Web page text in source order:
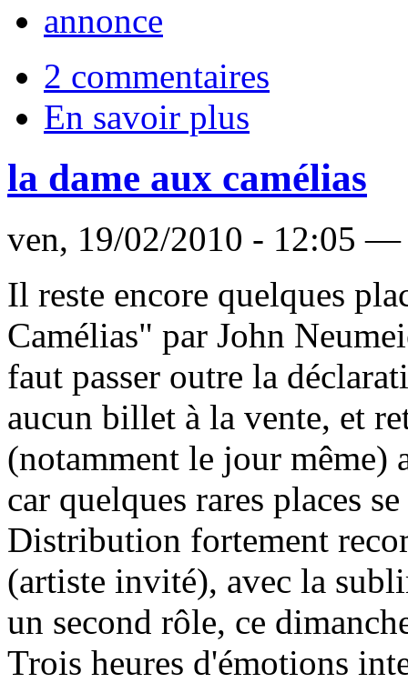
annonce
2 commentaires
En savoir plus
la dame aux camélias
ven, 19/02/2010 - 12:05
Il reste encore quelques
Camélias" par John
faut passer outre la
aucun billet à la vente, et
(notamment le jour même)
car quelques rares places
Distribution fortement
(artiste invité), avec la
un second rôle, ce
Trois heures d'émotions